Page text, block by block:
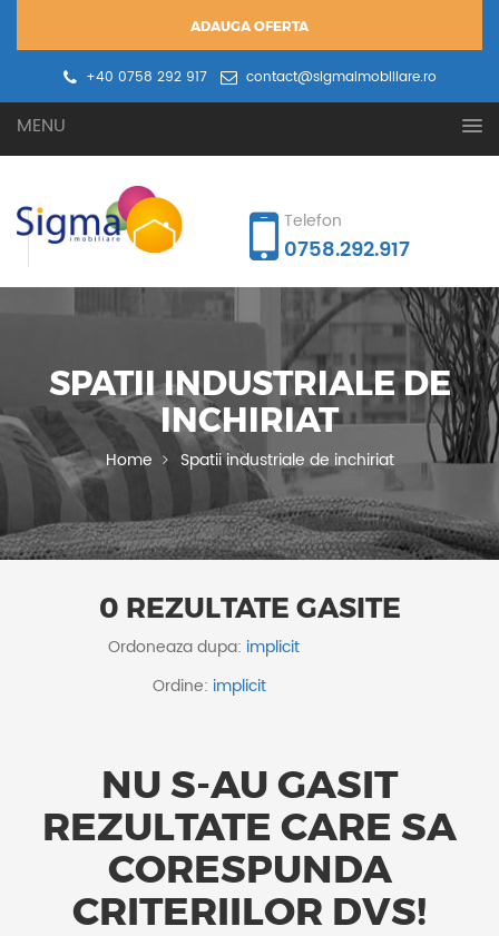
ADAUGA OFERTA
+40 0758 292 917
contact@sigmaimobiliare.ro
MENU
Telefon
0758.292.917
SPATII INDUSTRIALE DE
INCHIRIAT
Home Spatii industriale de inchiriat
0 REZULTATE GASITE
Ordoneaza dupa:
Ordine:
NU S-AU GASIT
REZULTATE CARE SA
CORESPUNDA
CRITERIILOR DVS!